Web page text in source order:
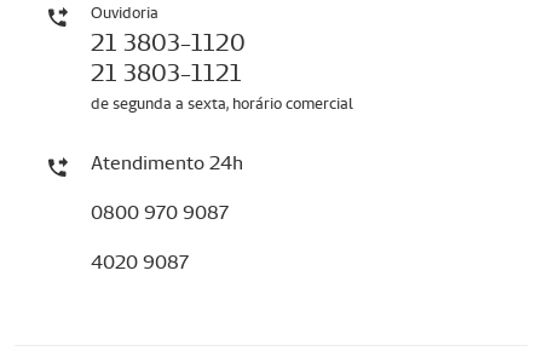
Ouvidoria
21 3803-1120
21 3803-1121
de segunda a sexta, horário comercial
Atendimento 24h
0800 970 9087
4020 9087